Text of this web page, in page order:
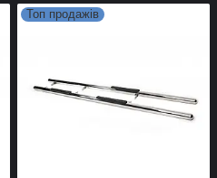
Топ продажів